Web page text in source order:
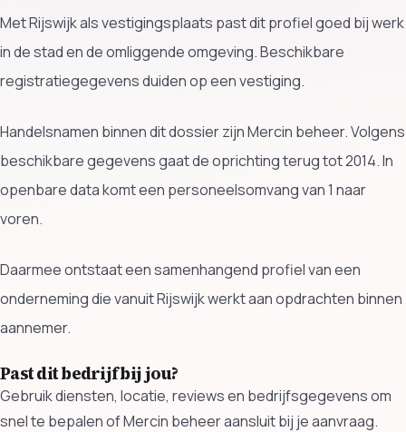
Met Rijswijk als vestigingsplaats past dit profiel goed bij werk
in de stad en de omliggende omgeving. Beschikbare
registratiegegevens duiden op een vestiging.
Handelsnamen binnen dit dossier zijn Mercin beheer. Volgens
beschikbare gegevens gaat de oprichting terug tot 2014. In
openbare data komt een personeelsomvang van 1 naar
voren.
Daarmee ontstaat een samenhangend profiel van een
onderneming die vanuit Rijswijk werkt aan opdrachten binnen
aannemer.
Past dit bedrijf bij jou?
Gebruik diensten, locatie, reviews en bedrijfsgegevens om
snel te bepalen of Mercin beheer aansluit bij je aanvraag.